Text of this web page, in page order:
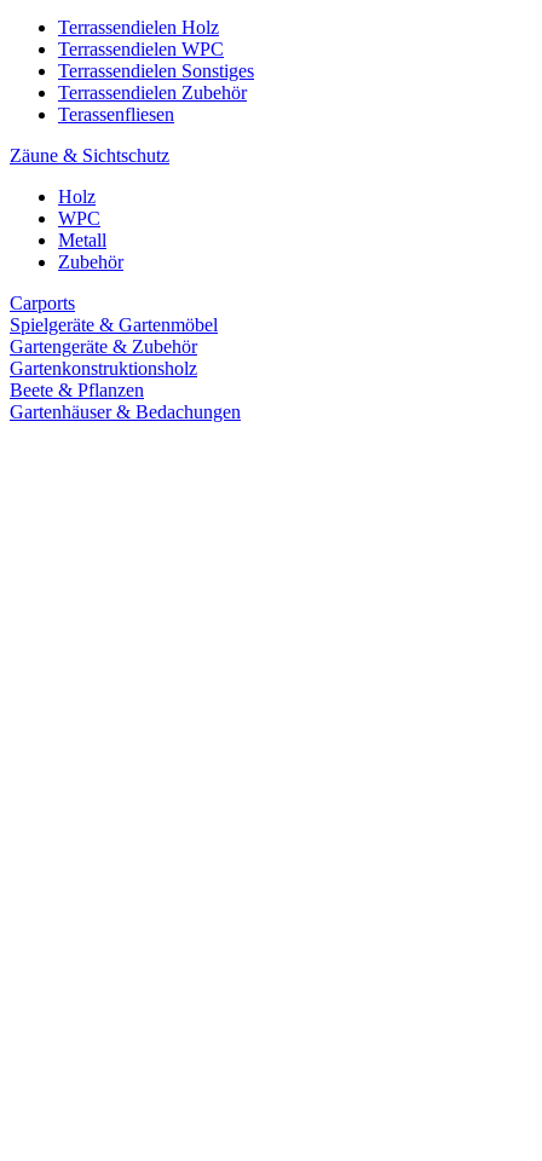
Terrassendielen Holz
Terrassendielen WPC
Terrassendielen Sonstiges
Terrassendielen Zubehör
Terassenfliesen
Zäune & Sichtschutz
Holz
WPC
Metall
Zubehör
Carports
Spielgeräte & Gartenmöbel
Gartengeräte & Zubehör
Gartenkonstruktionsholz
Beete & Pflanzen
Gartenhäuser & Bedachungen